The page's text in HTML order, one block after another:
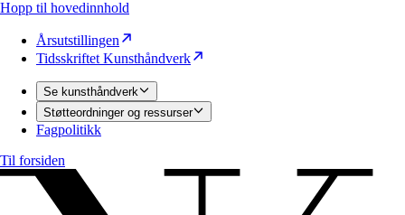
Hopp til hovedinnhold
Årsutstillingen
Tidsskriftet Kunsthåndverk
Se kunsthåndverk
Støtteordninger og ressurser
Fagpolitikk
Til forsiden